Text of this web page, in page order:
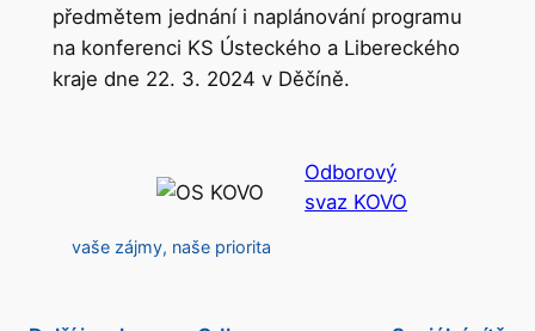
předmětem jednání i naplánování programu
na konferenci KS Ústeckého a Libereckého
kraje dne 22. 3. 2024 v Děčíně.
Odborový
svaz KOVO
vaše zájmy, naše priorita